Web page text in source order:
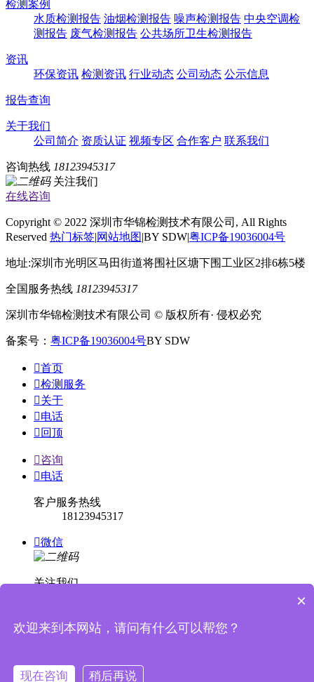
检测案例
水质检测报告 油烟检测报告 噪声检测报告 中央空调检
测报告 废气检测报告 公共场所卫生检测报告
资讯
环保资讯 检测资讯 行业动态 公司动态 公示信息
报告查询
关于我们
公司简介 资质认证 视频专区 合作客户 联系我们
咨询热线 18123945317
关注我们
在线咨询
Copyright © 2022 深圳市华锦检测技术有限公司, All Rights
Reserved 热门标签|网站地图|BY SDW|粤ICP备19036004号
地址:深圳市光明区马田街道将围社区塘下围工业区2排6栋5楼
全国服务热线 18123945317
深圳市华锦检测技术有限公司 © 版权所有· 侵权必究
备案号： 粤ICP备19036004号BY SDW
首页
检测服务
关于
电话
 回顶
咨询
电话
客户服务热线
18123945317
微信
关注我们

消息提示
×
欢迎来到本网站，请问有什么可以帮您？
现在咨询 稍后再说